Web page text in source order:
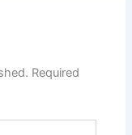
Required